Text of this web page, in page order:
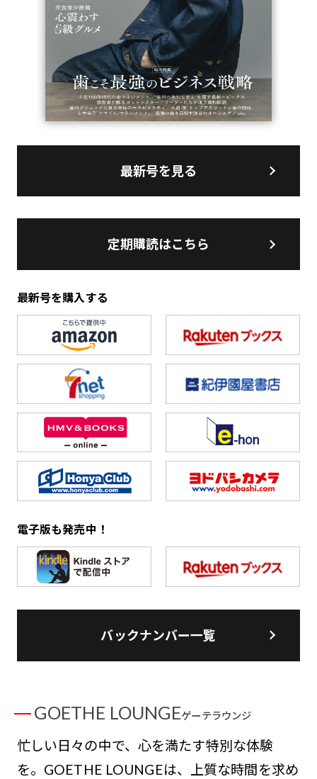
最新号を見る
定期購読はこちら
最新号を購入する
電子版も発売中！
バックナンバー一覧
GOETHE LOUNGEゲーテラウンジ
忙しい日々の中で、心を満たす特別な体験
を。GOETHE LOUNGEは、上質な時間を求め